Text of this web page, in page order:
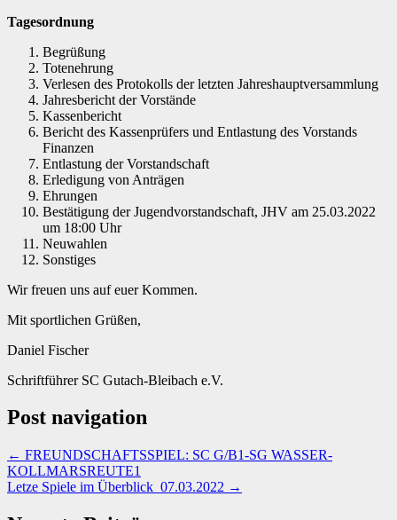
Tagesordnung
Begrüßung
Totenehrung
Verlesen des Protokolls der letzten Jahreshauptversammlung
Jahresbericht der Vorstände
Kassenbericht
Bericht des Kassenprüfers und Entlastung des Vorstands
Finanzen
Entlastung der Vorstandschaft
Erledigung von Anträgen
Ehrungen
Bestätigung der Jugendvorstandschaft, JHV am 25.03.2022
um 18:00 Uhr
Neuwahlen
Sonstiges
Wir freuen uns auf euer Kommen.
Mit sportlichen Grüßen,
Daniel Fischer
Schriftführer SC Gutach-Bleibach e.V.
Post navigation
← FREUNDSCHAFTSSPIEL: SC G/B1-SG WASSER-
KOLLMARSREUTE1
Letze Spiele im Überblick_07.03.2022 →